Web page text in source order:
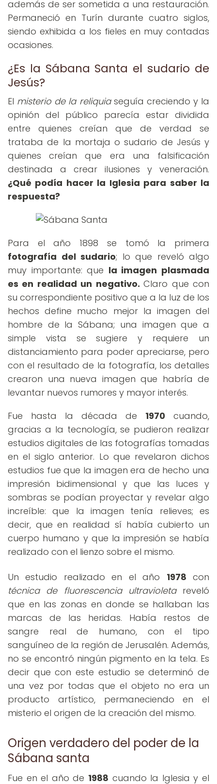
además de ser sometida a una restauración.
Permaneció en Turín durante cuatro siglos,
siendo exhibida a los fieles en muy contadas
ocasiones.
¿Es la Sábana Santa el sudario de
Jesús?
El misterio de la reliquiaseguía creciendo y la
opinión del público parecía estar dividida
entre quienes creían que de verdad se
trataba de la mortaja o sudario de Jesús y
quienes creían que era una falsificación
destinada a crear ilusiones y veneración.
¿Qué podía hacer la Iglesia para saber la
respuesta?
Para el año 1898 se tomó la primera
fotografía del sudario; lo que reveló algo
muy importante: que la imagen plasmada
es en realidad un negativo.Claro que con
su correspondiente positivo que a la luz de los
hechos define mucho mejor la imagen del
hombre de la Sábana; una imagen que a
simple vista se sugiere y requiere un
distanciamiento para poder apreciarse, pero
con el resultado de la fotografía, los detalles
crearon una nueva imagen que habría de
levantar nuevos rumores y mayor interés.
Fue hasta la década de 1970 cuando,
gracias a la tecnología, se pudieron realizar
estudios digitales de las fotografías tomadas
en el siglo anterior. Lo que revelaron dichos
estudios fue que la imagen era de hecho una
impresión bidimensional y que las luces y
sombras se podían proyectar y revelar algo
increíble: que la imagen tenía relieves; es
decir, que en realidad sí había cubierto un
cuerpo humano y que la impresión se había
realizado con el lienzo sobre el mismo.
Un estudio realizado en el año 1978 con
técnica de fluorescencia ultravioletareveló
que en las zonas en donde se hallaban las
marcas de las heridas. Había restos de
sangre real de humano, con el tipo
sanguíneo de la región de Jerusalén. Además,
no se encontró ningún pigmento en la tela. Es
decir que con este estudio se determinó de
una vez por todas que el objeto no era un
producto artístico, permaneciendo en el
misterio el origen de la creación del mismo.
Origen verdadero del poder de la
Sábana santa
Fue en el año de 1988 cuando la Iglesia y el